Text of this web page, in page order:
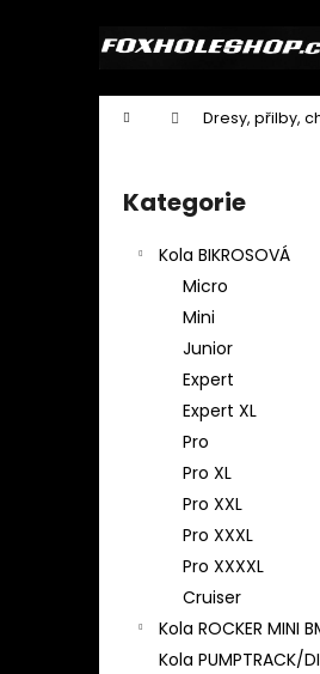
Domů Dresy, přilby,
Přeskočit
kategorie
Kategorie
Kola BIKROSOVÁ
Micro
Mini
Junior
Expert
Expert XL
Pro
Pro XL
Pro XXL
Pro XXXL
Pro XXXXL
Cruiser
Kola ROCKER MINI
Kola PUMPTRACK/
Zpět
Zpět